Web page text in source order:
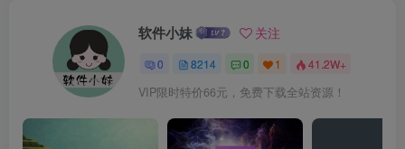
软件小妹 关注
0 8214 0 1 41.2W+
VIP限时特价66元，免费下载全站资源！